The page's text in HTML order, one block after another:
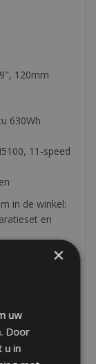
120mm
630Wh
11-speed
in de winkel:
en
Zee en
×
uw
Door
u in